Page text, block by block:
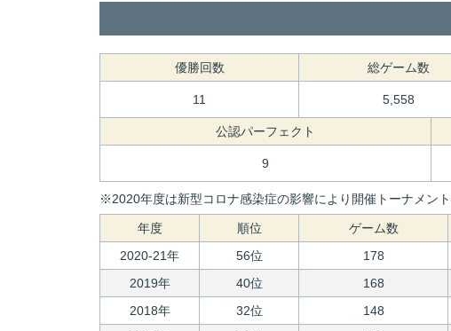
優勝回数 総ゲーム数
11 5,558
公認パーフェクト
9
※2020年度は新型コロナ感染症の影響により開催トーナメン
年度 順位 ゲーム数
2020-21年
56位 178
2019年
40位 168
2018年
32位 148